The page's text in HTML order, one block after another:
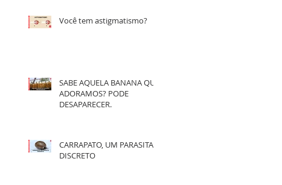
Você tem astigmatismo?
SABE AQUELA BANANA QUE
ADORAMOS? PODE
DESAPARECER.
CARRAPATO, UM PARASITA
DISCRETO